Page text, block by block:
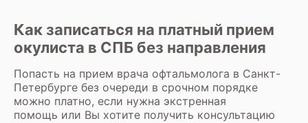
Как записаться на платный прием
окулиста в СПБ без направления
Попасть на прием врача офтальмолога в Санкт-
Петербурге без очереди в срочном порядке
можно платно, если нужна экстренная
помощь или Вы хотите получить консультацию